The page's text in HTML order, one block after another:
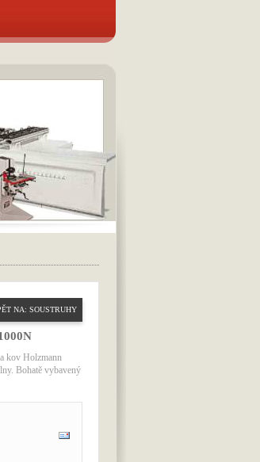
NA: SOUSTRUHY
kov Holzmann
Bohatě vybavený